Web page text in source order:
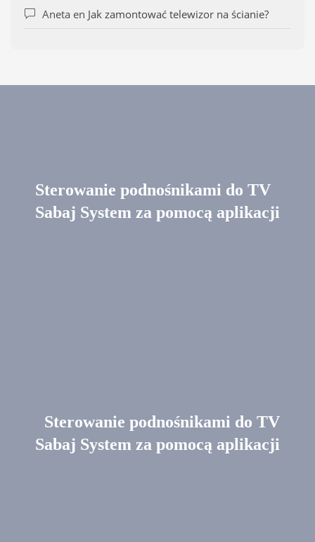
Aneta en Jak zamontować telewizor na ścianie?
Sterowanie podnośnikami do TV
Sabaj System za pomocą aplikacji
Sterowanie podnośnikami do TV
Sabaj System za pomocą aplikacji